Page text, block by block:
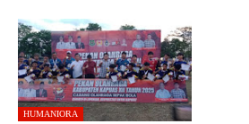
HUMANIORA